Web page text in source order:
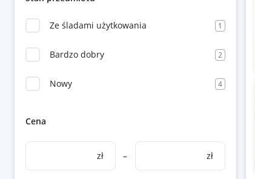
Ze śladami użytkowania 1
Bardzo dobry 2
Nowy 4
Cena
zł – zł